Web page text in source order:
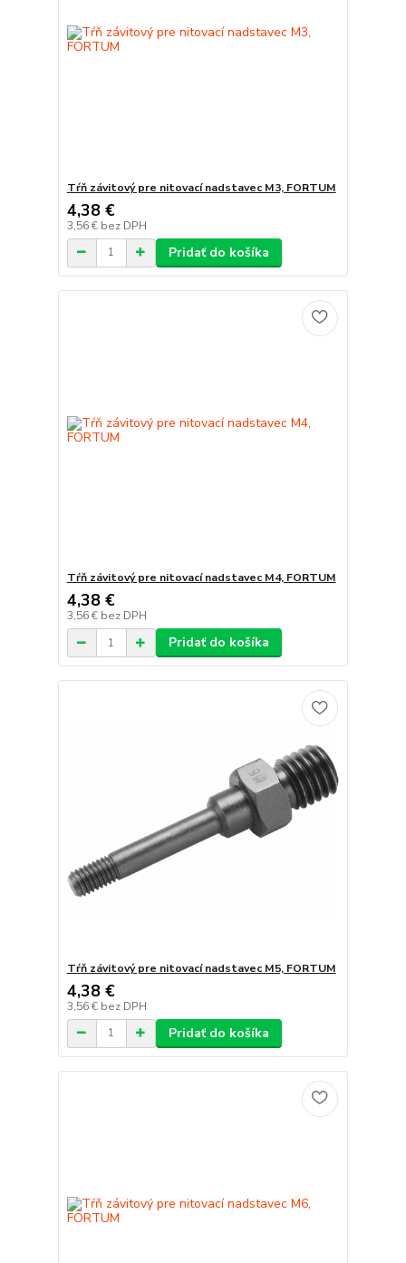
Tŕň závitový pre nitovací nadstavec M3, FORTUM
4,38 €
3,56 € bez DPH
Pridať do košíka
Tŕň závitový pre nitovací nadstavec M4, FORTUM
4,38 €
3,56 € bez DPH
Pridať do košíka
Tŕň závitový pre nitovací nadstavec M5, FORTUM
4,38 €
3,56 € bez DPH
Pridať do košíka